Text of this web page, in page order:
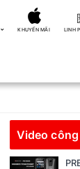
KHUYẾN MÃI LINH
Video